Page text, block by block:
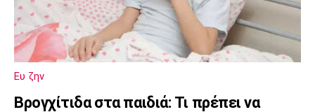
Ευ ζην
Βρογχίτιδα στα παιδιά: Τι πρέπει να